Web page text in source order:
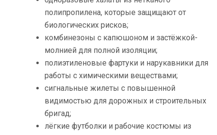
полипропилена, которые защищают от
биологических рисков;
комбинезоны с капюшоном и застёжкой-
молнией для полной изоляции;
полиэтиленовые фартуки и нарукавники для
работы с химическими веществами;
сигнальные жилеты с повышенной
видимостью для дорожных и строительных
бригад;
лёгкие футболки и рабочие костюмы из